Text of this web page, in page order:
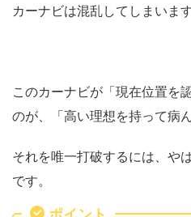
カーナビは混乱してしまいます
このカーナビが「現在位置を
のが、「高い理想を持って病
それを唯一打破するには、や
です。